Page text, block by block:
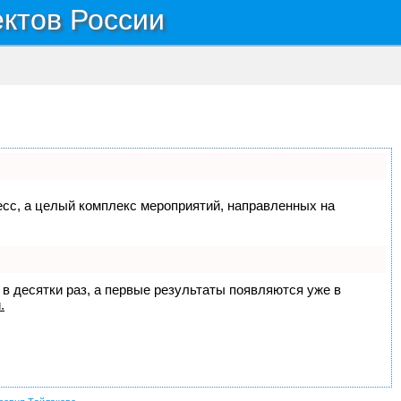
России
а целый комплекс мероприятий, направленных на
десятки раз, а первые результаты появляются уже в